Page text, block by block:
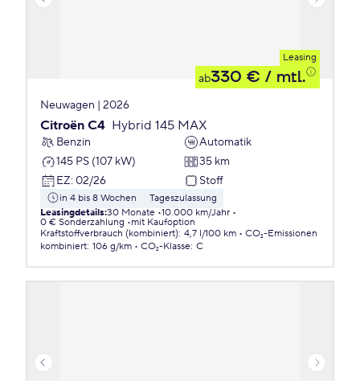
Leasing
ab330 € / mtl.
Neuwagen | 2026
Citroën C4 Hybrid 145 MAX
Benzin
Automatik
145 PS (107 kW)
35 km
EZ: 02/26 Stoff
in 4 bis 8 Wochen
Tageszulassung
Leasingdetails:30 Monate 10.000 km/Jahr
0 € Sonderzahlung
mit Kaufoption
Kraftstoffverbrauch (kombiniert): 4,7 l/100 km
CO₂-Emissionen
kombiniert: 106 g/km CO₂-Klasse: C